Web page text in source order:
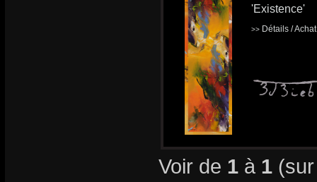
'Existence'
>> Détails /
Voir de 1 à 1